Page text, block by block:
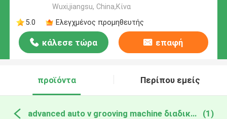
Wuxi,jiangsu, China,Κίνα
5.0
Ελεγχμένος προμηθευτής
κάλεσε τώρα επαφή
προϊόντα Περίπου εμείς
advanced auto v grooving machine διαδικτυακή κατασκευή (1)